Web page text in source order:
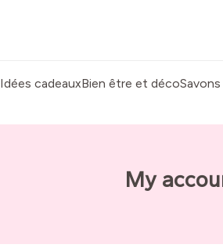
Idées cadeauxBien être et déco
My